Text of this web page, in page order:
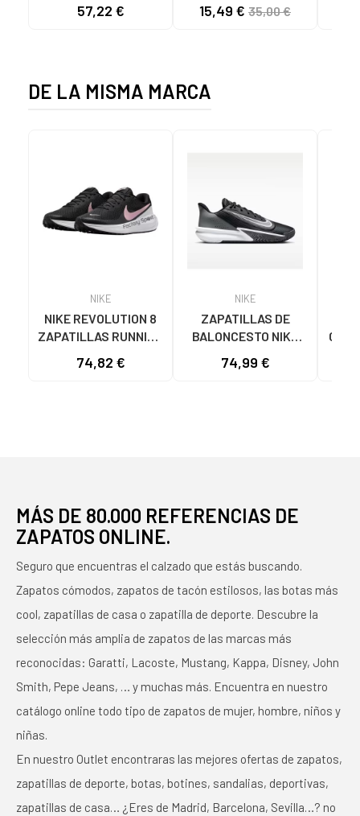
TAUPE C59615 - -
57,22 €
C60056 C60056 -
15,49 € 35,00 €
DE LA MISMA MARCA
NIKE
NIKE REVOLUTION 8
ZAPATILLAS RUNNING
NEGRO-ROSA NAN
74,82 €
NIKE
ZAPATILLAS DE
BALONCESTO NIKE
NEGRO
74,99 €
MÁS DE 80.000 REFERENCIAS DE
ZAPATOS ONLINE.
Seguro que encuentras el calzado que estás buscando.
Zapatos cómodos, zapatos de tacón estilosos, las botas más
cool, zapatillas de casa o zapatilla de deporte. Descubre la
selección más amplia de zapatos de las marcas más
reconocidas: Garatti, Lacoste, Mustang, Kappa, Disney, John
Smith, Pepe Jeans, … y muchas más. Encuentra en nuestro
catálogo online todo tipo de zapatos de mujer, hombre, niños y
niñas.
En nuestro Outlet encontraras las mejores ofertas de zapatos,
zapatillas de deporte, botas, botines, sandalias, deportivas,
zapatillas de casa… ¿Eres de Madrid, Barcelona, Sevilla…? no